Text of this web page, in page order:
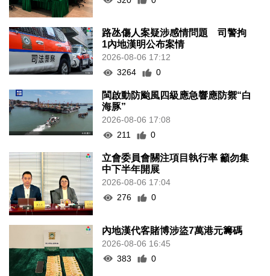
路氹傷人案疑涉感情問題 司警拘
1內地漢明公布案情
2026-08-06 17:12
3264
0
閩啟動防颱風四級應急響應防禦“白
海豚”
2026-08-06 17:08
211
0
立會委員會關注項目執行率 籲勿集
中下半年開展
2026-08-06 17:04
276
0
內地漢代客賭博涉盜7萬港元籌碼
2026-08-06 16:45
383
0